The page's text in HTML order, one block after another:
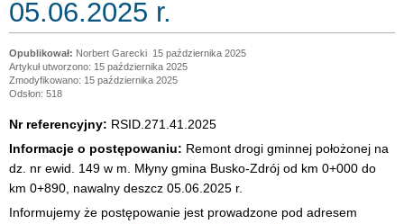
05.06.2025 r.
Norbert Garecki 15 października 2025
Artykuł utworzono: 15 października 2025
Zmodyfikowano: 15 października 2025
Odsłon: 518
Nr referencyjny: RSID.271.41.2025
Informacje o postępowaniu: Remont drogi gminnej położonej na
dz. nr ewid. 149 w m. Młyny gmina Busko-Zdrój od km 0+000 do
km 0+890, nawalny deszcz 05.06.2025 r.
Informujemy że postępowanie jest prowadzone pod adresem